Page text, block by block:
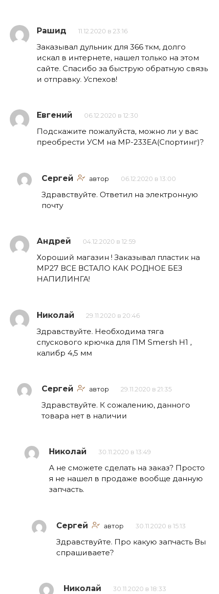
Рашид 11.12.2020 в 23:16
Заказывал дульник для 366 ткм, долго
искал в интернете, нашел только на этом
сайте. Спасибо за быструю обратную связь
и отправку. Успехов!
Евгений 06.12.2020 в 12:30
Подскажите пожалуйста, можно ли у вас
преобрести УСМ на МР-233ЕА(Спортинг)?
Сергей автор 06.12.2020 в 13:00
Здравствуйте. Ответил на электронную
почту
Андрей 04.12.2020 в 12:59
Хороший магазин ! Заказывал пластик на
МР27 ВСЕ ВСТАЛО КАК РОДНОЕ БЕЗ
НАПИЛИНГА!
Николай 29.11.2020 в 20:46
Здравствуйте. Необходима тяга
спускового крючка для ПМ Smersh H1 ,
калибр 4,5 мм
Сергей автор 29.11.2020 в 21:35
Здравствуйте. К сожалению, данного
товара нет в наличии
Николай 30.11.2020 в 13:49
А не сможете сделать на заказ? Просто
я не нашел в продаже вообще данную
запчасть.
Сергей автор 30.11.2020 в 15:13
Здравствуйте. Про какую запчасть Вы
спрашиваете?
Николай 30.11.2020 в 18:33